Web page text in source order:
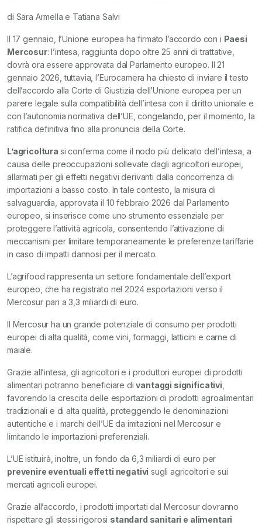
di Sara Armella e Tatiana Salvi
Il 17 gennaio, l’Unione europea ha firmato l’accordo con i Paesi
Mercosur: l’intesa, raggiunta dopo oltre 25 anni di trattative,
dovrà ora essere approvata dal Parlamento europeo. Il 21
gennaio 2026, tuttavia, l’Eurocamera ha chiesto di inviare il testo
dell’accordo alla Corte di Giustizia dell’Unione europea per un
parere legale sulla compatibilità dell’intesa con il diritto unionale e
con l’autonomia normativa dell’UE, congelando, per il momento, la
ratifica definitiva fino alla pronuncia della Corte.
L’agricoltura si conferma come il nodo più delicato dell’intesa, a
causa delle preoccupazioni sollevate dagli agricoltori europei,
allarmati per gli effetti negativi derivanti dalla concorrenza di
importazioni a basso costo. In tale contesto, la misura di
salvaguardia, approvata il 10 febbraio 2026 dal Parlamento
europeo, si inserisce come uno strumento essenziale per
proteggere l’attività agricola, consentendo l’attivazione di
meccanismi per limitare temporaneamente le preferenze tariffarie
in caso di impatti dannosi per il mercato.
L’agrifood rappresenta un settore fondamentale dell’export
europeo, che ha registrato nel 2024 esportazioni verso il
Mercosur pari a 3,3 miliardi di euro.
Il Mercosur ha un grande potenziale di consumo per prodotti
europei di alta qualità, come vini, formaggi, latticini e carne di
maiale.
Grazie all’intesa, gli agricoltori e i produttori europei di prodotti
alimentari potranno beneficiare divantaggi significativi
favorendo la crescita delle esportazioni di prodotti agroalimentari
tradizionali e di alta qualità, proteggendo le denominazioni
autentiche e i marchi dell’UE da imitazioni nel Mercosur e
limitando le importazioni preferenziali.
L’UE istituirà, inoltre, un fondo da 6,3 miliardi di euro per
prevenire eventuali effetti negativi sugli agricoltori e sui
mercati agricoli europei.
Grazie all’accordo, i prodotti importati dal Mercosur dovranno
rispettare gli stessi rigorosi standard sanitari e alimentari